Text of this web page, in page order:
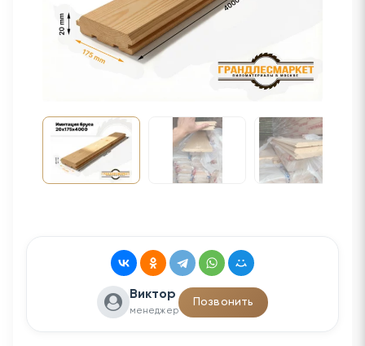
Виктор
менеджер
Позвонить